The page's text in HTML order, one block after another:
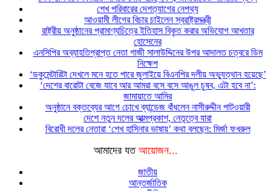
শেখ পরিবারের দেশত্যাগের নেপথ্য
আওয়ামী লীগের বিচার চাইলেন স্বরাষ্ট্রমন্ত্রী
রাষ্ট্রীয় অনুষ্ঠানের প্রামাণ্যচিত্রে ইতিহাস বিকৃত করার অভিযোগ আখতার
হোসেনের
এনসিপির অব্যাহতিপ্রাপ্ত নেতা গাজী সালাউদ্দিনের উপর আদালত চত্বরে ডিম
নিক্ষেপ
‘ডকুমেন্টারিটা দেখলে মনে হতে পারে জুলাইয়ে বিএনপির দলীয় অভ্যুত্থান হয়েছে’
‘দেশের বারোটা বেজে যাবে আর আমরা বসে বসে আঙুল চুষব, এটা হবে না’:
জামায়াতে আমির
অনুষ্ঠানে বক্তব্যের আগে চোখে ব্যান্ডেজ বাঁধলেন নাসীরুদ্দীন পাটওয়ারী
দেশে নতুন দলের আত্মপ্রকাশ, নেতৃত্বে যারা
বিরোধী দলের নেতারা ‘শেখ হাসিনার ভাষায়’ কথা বলছেন: মির্জা ফখরুল
আমাদের যত আয়োজন...
জাতীয়
আন্তর্জাতিক